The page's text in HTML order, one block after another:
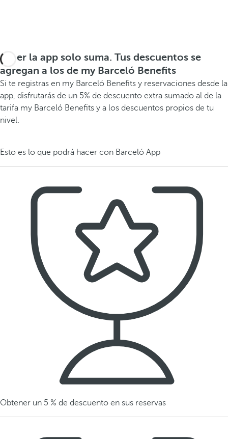
Tener la app solo suma. Tus descuentos se
agregan a los de my Barceló Benefits
Si te registras en my Barceló Benefits y reservaciones desde la
app, disfrutarás de un 5% de descuento extra sumado al de la
tarifa my Barceló Benefits y a los descuentos propios de tu
nivel.
Esto es lo que podrá hacer con Barceló App
Obtener un 5 % de descuento en sus reservas